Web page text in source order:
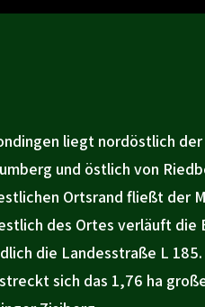
liegt nordöstlich
und östlich von
Ortsrand fließt der
des Ortes verläuft die
die Landesstraße L
sich das 1,76 ha